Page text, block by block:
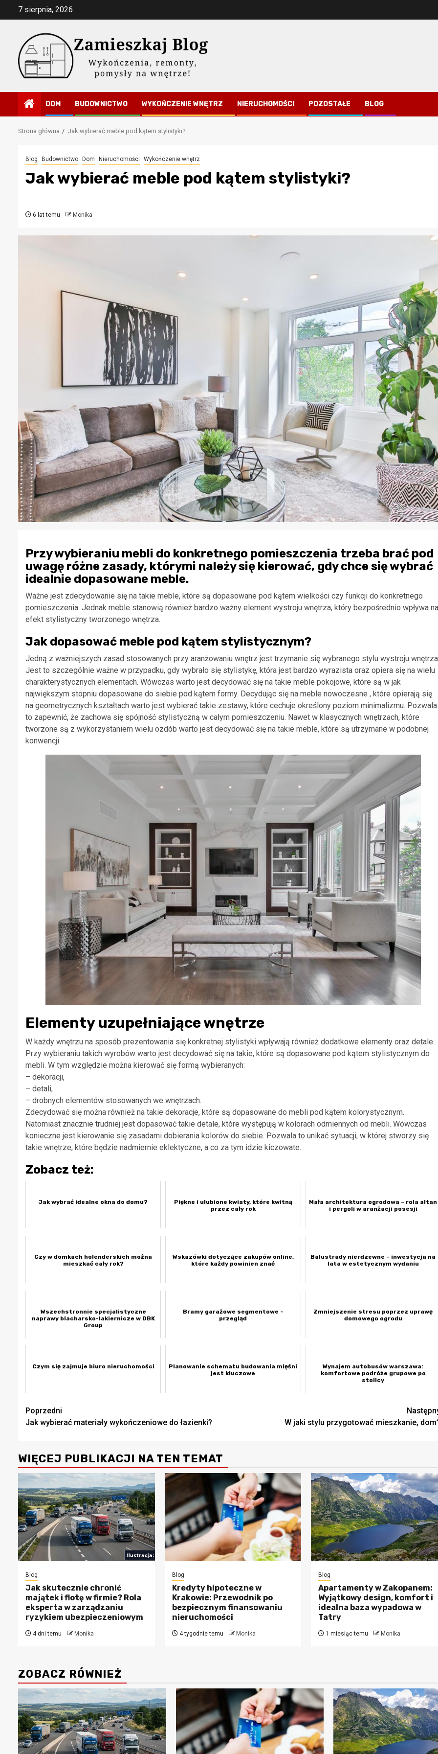
Przejdź7 sierpnia, 2026
DOM BUDOWNICTWO WYKOŃCZENIE WNĘTRZ NIERUCHOMOŚCI POZOSTAŁE BLOG
Strona główna Jak wybierać meble pod kątem stylistyki?
Blog Budownictwo Dom Nieruchomości Wykończenie wnętrz
Jak wybierać meble pod kątem stylistyki?
6 lat temu Monika
Przy wybieraniu mebli do konkretnego pomieszczenia trzeba brać pod
uwagę różne zasady, którymi należy się kierować, gdy chce się wybrać
idealnie dopasowane meble.
Ważne jest zdecydowanie się na takie meble, które są dopasowane pod kątem wielkości czy funkcji do konkretnego
pomieszczenia. Jednak meble stanowią również bardzo ważny element wystroju wnętrza, który bezpośrednio wpływa na
efekt stylistyczny tworzonego wnętrza.
Jak dopasować meble pod kątem stylistycznym?
Jedną z ważniejszych zasad stosowanych przy aranżowaniu wnętrz jest trzymanie się wybranego stylu wystroju
Jest to szczególnie ważne w przypadku, gdy wybrało się stylistykę, która jest bardzo wyrazista oraz opiera się na wielu
charakterystycznych elementach. Wówczas warto jest decydować się na takie meble pokojowe, które są w jak
największym stopniu dopasowane do siebie pod kątem formy. Decydując się na meble nowoczesne , które opierają się
na geometrycznych kształtach warto jest wybierać takie zestawy, które cechuje określony poziom minimalizmu. Pozwala
to zapewnić, że zachowa się spójność stylistyczną w całym pomieszczeniu. Nawet w klasycznych wnętrzach, które
tworzone są z wykorzystaniem wielu ozdób warto jest decydować się na takie meble, które są utrzymane w podobnej
konwencji.
Elementy uzupełniające wnętrze
W każdy wnętrzu na sposób prezentowania się konkretnej stylistyki wpływają również dodatkowe elementy oraz detale.
Przy wybieraniu takich wyrobów warto jest decydować się na takie, które są dopasowane pod kątem stylistycznym do
mebli. W tym względzie można kierować się formą wybieranych:
– dekoracji,
– detali,
– drobnych elementów stosowanych we wnętrzach.
Zdecydować się można również na takie dekoracje, które są dopasowane do mebli pod kątem kolorystycznym.
Natomiast znacznie trudniej jest dopasować takie detale, które występują w kolorach odmiennych od mebli. Wówczas
konieczne jest kierowanie się zasadami dobierania kolorów do siebie. Pozwala to unikać sytuacji, w której stworzy się
takie wnętrze, które będzie nadmiernie eklektyczne, a co za tym idzie kiczowate.
Zobacz też:
Jak wybrać idealne okna do domu?
Piękne i ulubione kwiaty, które kwitną
przez cały rok
Mała architektura ogrodowa – rola altan
i pergoli w aranżacji posesji
Czy w domkach holenderskich można
mieszkać cały rok?
Wskazówki dotyczące zakupów online,
które każdy powinien znać
Balustrady nierdzewne – inwestycja na
lata w estetycznym wydaniu
Wszechstronnie specjalistyczne
naprawy blacharsko-lakiernicze w DBK
Group
Bramy garażowe segmentowe –
przegląd
Zmniejszenie stresu poprzez uprawę
domowego ogrodu
Czym się zajmuje biuro nieruchomości
Planowanie schematu budowania mięśni
jest kluczowe
Wynajem autobusów warszawa:
komfortowe podróże grupowe po
stolicy
Zobacz
wpisy
Poprzedni
Jak wybierać materiały wykończeniowe do łazienki?
W jaki stylu przygotować mieszkanie,
WIĘCEJ PUBLIKACJI NA TEN TEMAT
Blog
Jak skutecznie chronić
majątek i flotę w firmie? Rola
eksperta w zarządzaniu
ryzykiem ubezpieczeniowym
4 dni temu Monika
Blog
Kredyty hipoteczne w
Krakowie: Przewodnik po
bezpiecznym finansowaniu
nieruchomości
4 tygodnie temu Monika
Blog
Apartamenty w Zakopanem:
Wyjątkowy design, komfort i
idealna baza wypadowa w
Tatry
1 miesiąc temu Monika
ZOBACZ RÓWNIEŻ